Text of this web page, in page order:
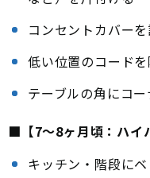
コンセントカバー
低い位置のコード
テーブルの角にコ
■【7〜8ヶ月頃：ハイ
キッチン・階段に